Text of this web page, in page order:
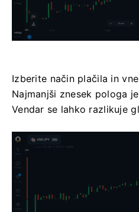
Izberite način plačila in
Najmanjši znesek pologa
Vendar se lahko razlikuje